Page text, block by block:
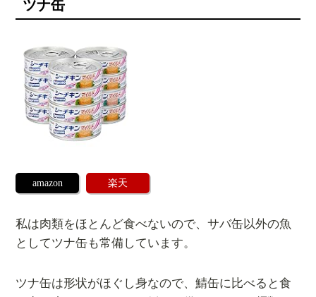
ツナ缶
amazon 楽天
私は肉類をほとんど食べないので、サバ缶以外の魚
としてツナ缶も常備しています。
ツナ缶は形状がほぐし身なので、鯖缶に比べると食